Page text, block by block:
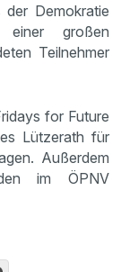
Demokratie
einer großen
Teilnehmer
for Future
Lützerath für
Außerdem
im ÖPNV